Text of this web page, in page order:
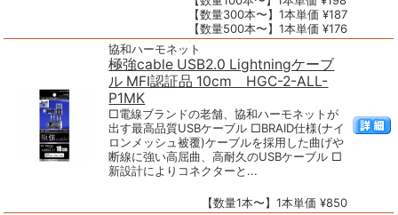
【数量300本〜】1本単価 ¥187
【数量500本〜】1本単価 ¥176
協和ハーモネット
極強cable USB2.0 Lightningケーブ
ル MFI認証品 10cm HGC-2-ALL-
P1MK
□電線ブランドの老舗、協和ハーモネットが
出す最高品質USBケーブル □BRAID仕様(ナイ
ロンメッシュ被覆)ケーブルを採用した曲げや
断線に強い高屈曲、高耐久のUSBケーブル □
新設計によりコネクターと...
【数量1本〜】1本単価 ¥850